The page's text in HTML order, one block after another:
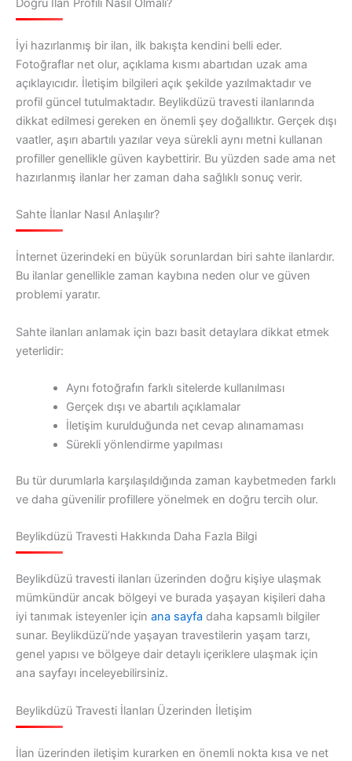
Doğru İlan Profili Nasıl Olmalı?
İyi hazırlanmış bir ilan, ilk bakışta kendini belli eder.
Fotoğraflar net olur, açıklama kısmı abartıdan uzak ama
açıklayıcıdır. İletişim bilgileri açık şekilde yazılmaktadır ve
profil güncel tutulmaktadır. Beylikdüzü travesti ilanlarında
dikkat edilmesi gereken en önemli şey doğallıktır. Gerçek dışı
vaatler, aşırı abartılı yazılar veya sürekli aynı metni kullanan
profiller genellikle güven kaybettirir. Bu yüzden sade ama net
hazırlanmış ilanlar her zaman daha sağlıklı sonuç verir.
Sahte İlanlar Nasıl Anlaşılır?
İnternet üzerindeki en büyük sorunlardan biri sahte ilanlardır.
Bu ilanlar genellikle zaman kaybına neden olur ve güven
problemi yaratır.
Sahte ilanları anlamak için bazı basit detaylara dikkat etmek
yeterlidir:
Aynı fotoğrafın farklı sitelerde kullanılması
Gerçek dışı ve abartılı açıklamalar
İletişim kurulduğunda net cevap alınamaması
Sürekli yönlendirme yapılması
Bu tür durumlarla karşılaşıldığında zaman kaybetmeden farklı
ve daha güvenilir profillere yönelmek en doğru tercih olur.
Beylikdüzü Travesti Hakkında Daha Fazla Bilgi
Beylikdüzü travesti ilanları üzerinden doğru kişiye ulaşmak
mümkündür ancak bölgeyi ve burada yaşayan kişileri daha
iyi tanımak isteyenler için ana sayfa daha kapsamlı bilgiler
sunar. Beylikdüzü’nde yaşayan travestilerin yaşam tarzı,
genel yapısı ve bölgeye dair detaylı içeriklere ulaşmak için
ana sayfayı inceleyebilirsiniz.
Beylikdüzü Travesti İlanları Üzerinden İletişim
İlan üzerinden iletişim kurarken en önemli nokta kısa ve net